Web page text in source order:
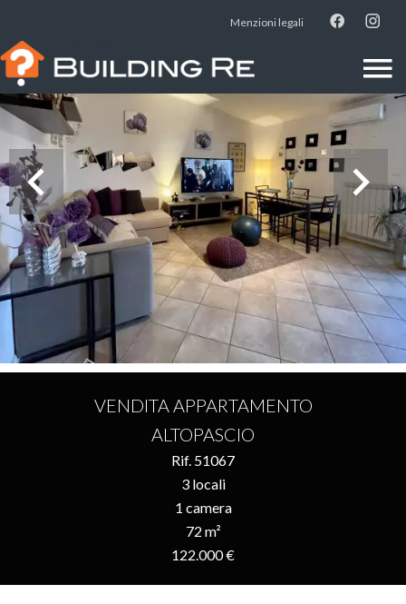
Menzioni legali
VENDITA APPARTAMENTO
ALTOPASCIO
Rif. 51067
3 locali
1 camera
72 m²
122.000 €